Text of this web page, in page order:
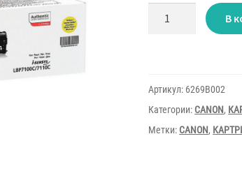
Количество
товара
for
Canon
8230
В
Артикул: 6269B002
Категории: CANON,
Метки: CANON,